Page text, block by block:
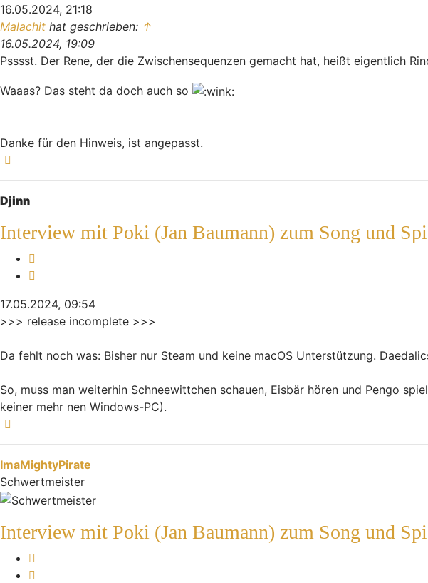
16.05.2024, 21:18
Malachit hat geschrieben: ↑
16.05.2024, 19:09
Psssst. Der Rene, der die Zwischensequenzen gemacht hat, heißt eigentlich
Waaas? Das steht da doch auch so
Danke für den Hinweis, ist angepasst.
Djinn
Interview mit Poki (Jan Baumann) zum Song und
17.05.2024, 09:54
>>> release incomplete >>>
Da fehlt noch was: Bisher nur Steam und keine macOS Unterstützung.
So, muss man weiterhin Schneewittchen schauen, Eisbär hören und Pengo
keiner mehr nen Windows-PC).
ImaMightyPirate
Schwertmeister
Interview mit Poki (Jan Baumann) zum Song und